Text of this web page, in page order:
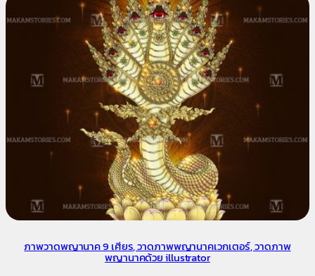
ภาพวาดพญานาค 9 เศียร, วาดภาพพญานาคเวกเตอร์, วาดภาพ
พญานาคด้วย illustrator